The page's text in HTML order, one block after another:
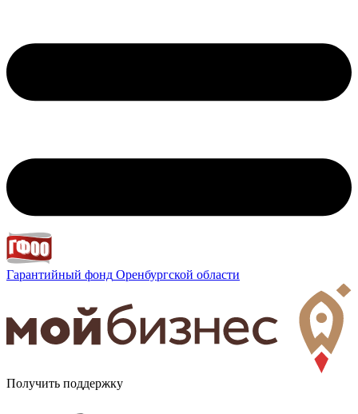
Гарантийный фонд Оренбургской области
Получить поддержку